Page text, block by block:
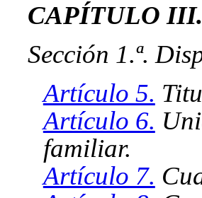
CAPÍTULO III.
Sección 1.ª.
Artículo 5.
Artículo 6.
familiar.
Artículo 7.